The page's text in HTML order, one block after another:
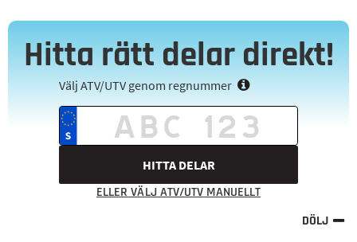
Hitta rätt delar direkt!
Välj ATV/UTV genom regnummer
HITTA DELAR
ELLER VÄLJ ATV/UTV MANUELLT
DÖLJ